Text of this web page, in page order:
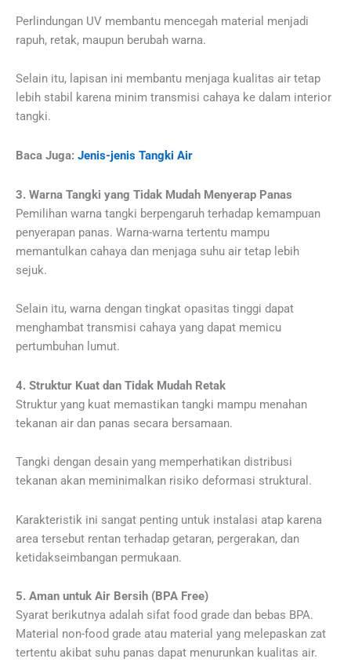
Perlindungan UV membantu mencegah material menjadi
rapuh, retak, maupun berubah warna.
Selain itu, lapisan ini membantu menjaga kualitas air tetap
lebih stabil karena minim transmisi cahaya ke dalam interior
tangki.
Baca Juga: Jenis-jenis Tangki Air
3. Warna Tangki yang Tidak Mudah Menyerap Panas
Pemilihan warna tangki berpengaruh terhadap kemampuan
penyerapan panas. Warna-warna tertentu mampu
memantulkan cahaya dan menjaga suhu air tetap lebih
sejuk.
Selain itu, warna dengan tingkat opasitas tinggi dapat
menghambat transmisi cahaya yang dapat memicu
pertumbuhan lumut.
4. Struktur Kuat dan Tidak Mudah Retak
Struktur yang kuat memastikan tangki mampu menahan
tekanan air dan panas secara bersamaan.
Tangki dengan desain yang memperhatikan distribusi
tekanan akan meminimalkan risiko deformasi struktural.
Karakteristik ini sangat penting untuk instalasi atap karena
area tersebut rentan terhadap getaran, pergerakan, dan
ketidakseimbangan permukaan.
5. Aman untuk Air Bersih (BPA Free)
Syarat berikutnya adalah sifat food grade dan bebas BPA.
Material non-food grade atau material yang melepaskan zat
tertentu akibat suhu panas dapat menurunkan kualitas air.